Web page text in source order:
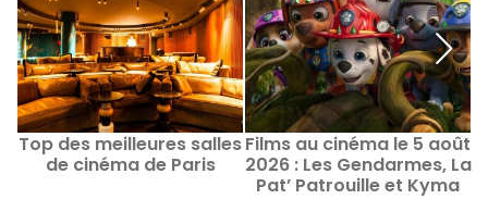
Top des meilleures salles
de cinéma de Paris
Films au cinéma le 5 août
2026 : Les Gendarmes, La
Pat’ Patrouille et Kyma